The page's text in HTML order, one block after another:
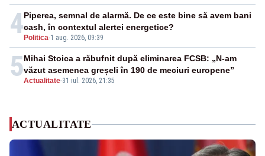
4 Politica-1 aug. 2026, 09:39
Piperea, semnal de alarmă. De ce este bine să avem bani
cash, în contextul alertei energetice?
5Actualitate-31 iul. 2026, 21:35
Mihai Stoica a răbufnit după eliminarea FCSB: „N-am
văzut asemenea greșeli în 190 de meciuri europene”
ACTUALITATE